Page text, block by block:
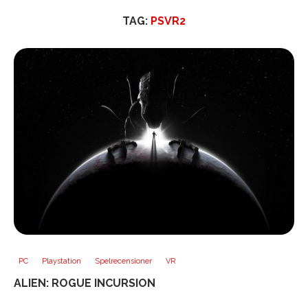
TAG: PSVR2
PC Playstation Spelrecensioner VR
ALIEN: ROGUE INCURSION